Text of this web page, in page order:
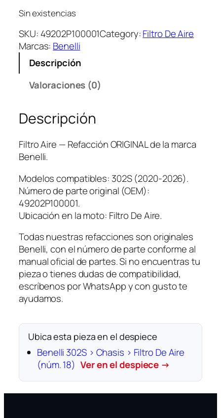
Sin existencias
SKU: 49202P100001Category:Filtro De Aire
Marcas: Benelli
Descripción
Valoraciones (0)
Descripción
Filtro Aire — Refacción ORIGINAL de la marca
Benelli.
Modelos compatibles: 302S (2020-2026).
Número de parte original (OEM):
49202P100001.
Ubicación en la moto: Filtro De Aire.
Todas nuestras refacciones son originales
Benelli, con el número de parte conforme al
manual oficial de partes. Si no encuentras tu
pieza o tienes dudas de compatibilidad,
escríbenos por WhatsApp y con gusto te
ayudamos.
Ubica esta pieza en el despiece
Benelli 302S › Chasis › Filtro De Aire
(núm. 18) Ver en el despiece →